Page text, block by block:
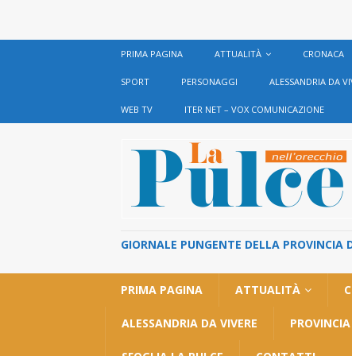
PRIMA PAGINA ATTUALITÀ CRONACA
SPORT PERSONAGGI ALESSANDRIA DA
WEB TV ITER NET – VOX COMUNICAZIONE
GIORNALE PUNGENTE DELLA
PRIMA PAGINA ATTUALITÀ
ALESSANDRIA DA VIVERE PROVINCIA